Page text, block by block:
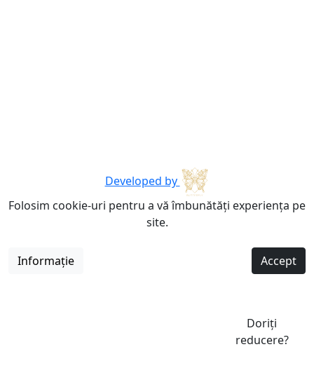
Developed by
Folosim cookie-uri pentru a vă îmbunătăți experiența pe
site.
Informație Accept
Doriți
reducere?